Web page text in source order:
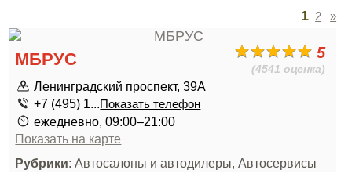
1 2 »
5
(4541 оценка)
МБРУС
Ленинградский проспект, 39А
+7 (495) 1...Показать телефон
ежедневно, 09:00–21:00
Показать на карте
Рубрики: Автосалоны и автодилеры, Автосервисы